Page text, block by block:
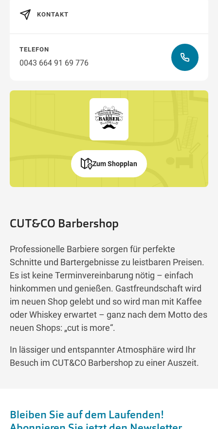
CUT&CO Barbershop
Professionelle Barbiere sorgen für perfekte
Schnitte und Bartergebnisse zu leistbaren Preisen.
Es ist keine Terminvereinbarung nötig – einfach
hinkommen und genießen. Gastfreundschaft wird
im neuen Shop gelebt und so wird man mit Kaffee
oder Whiskey erwartet – ganz nach dem Motto des
neuen Shops: „cut is more“.
In lässiger und entspannter Atmosphäre wird Ihr
Besuch im CUT&CO Barbershop zu einer Auszeit.
KONTAKT
TELEFON
0043 664 91 69 776
Zum Shopplan